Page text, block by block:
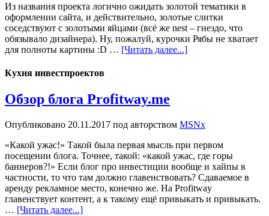
Из названия проекта логично ожидать золотой тематики в
оформлении сайта, и действительно, золотые слитки
соседствуют с золотыми яйцами (всё же nest – гнездо, что
обязывало дизайнера). Ну, пожалуй, курочки Рябы не хватает
для полноты картины :D … [Читать далее...]
Кухня инвестпроектов
Обзор блога Profitway.me
Опубликовано 20.11.2017 под авторством MSNx
«Какой ужас!» Такой была первая мысль при первом
посещении блога. Точнее, такой: «какой ужас, где горы
баннеров?!» Если блог про инвестиции вообще и хайпы в
частности, то что там должно главенствовать? Сдаваемое в
аренду рекламное место, конечно же. На Profitway
главенствует контент, а к такому ещё привыкать и привыкать.
… [Читать далее...]